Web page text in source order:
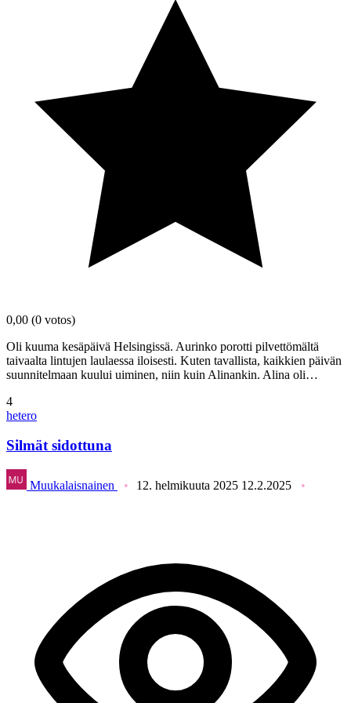
0,00 (0 votos)
Oli kuuma kesäpäivä Helsingissä. Aurinko porotti pilvettömältä
taivaalta lintujen laulaessa iloisesti. Kuten tavallista, kaikkien päivän
suunnitelmaan kuului uiminen, niin kuin Alinankin. Alina oli…
4
hetero
Silmät sidottuna
Muukalaisnainen 12. helmikuuta 2025 12.2.2025